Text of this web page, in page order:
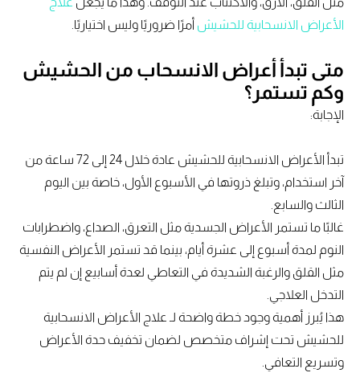
الأعراض الانسحابية للحشيش أمرًا ضروريًا وليس اختياريًا.
متى تبدأ أعراض الانسحاب من الحشيش
وكم تستمر؟
الإجابة:
تبدأ الأعراض الانسحابية للحشيش عادة خلال 24 إلى 72 ساعة من
آخر استخدام، وتبلغ ذروتها في الأسبوع الأول، خاصة بين اليوم
الثالث والسابع.
غالبًا ما تستمر الأعراض الجسدية مثل التعرق، الصداع، واضطرابات
النوم لمدة أسبوع إلى عشرة أيام، بينما قد تستمر الأعراض النفسية
مثل القلق والرغبة الشديدة في التعاطي لعدة أسابيع إن لم يتم
التدخل العلاجي.
هذا يُبرز أهمية وجود خطة واضحة لـ علاج الأعراض الانسحابية
للحشيش تحت إشراف متخصص لضمان تخفيف حدة الأعراض
وتسريع التعافي.